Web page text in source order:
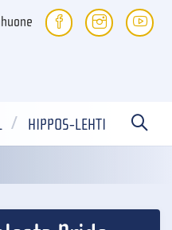
HIPPOS-LEHTI